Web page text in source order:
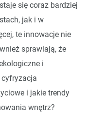
się coraz bardziej
jak i w
te innowacje nie
sprawiają, że
i
i jakie trendy
wnętrz?